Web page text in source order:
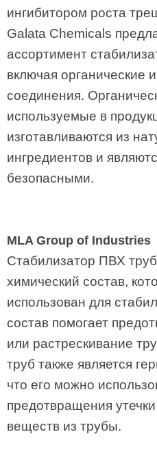
ингибитором роста
Galata Chemicals
ассортимент
включая органические
соединения.
используемые в
изготавливаются из
ингредиентов и
безопасными.
MLA Group of Industries
Стабилизатор ПВХ
химический состав,
использован для
состав помогает
или растрескивание
труб также является
что его можно
предотвращения
веществ из трубы.